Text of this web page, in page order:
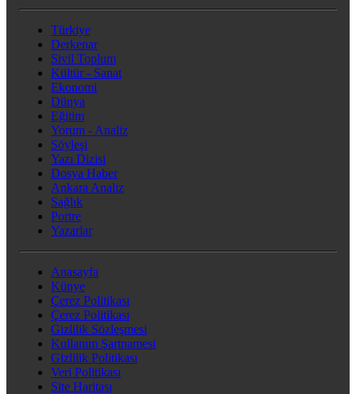
Türkiye
Derkenar
Sivil Toplum
Kültür - Sanat
Ekonomi
Dünya
Eğitim
Yorum - Analiz
Söyleşi
Yazı Dizisi
Dosya Haber
Ankara Analiz
Sağlık
Portre
Yazarlar
Anasayfa
Künye
Çerez Politikası
Çerez Politikası
Gizlilik Sözleşmesi
Kullanım Şartnamesi
Gizlilik Politikası
Veri Politikası
Site Haritası